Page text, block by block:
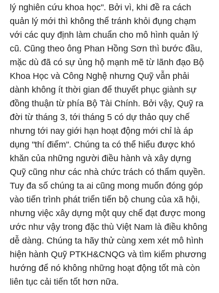
lý nghiên cứu khoa học". Bởi vì, khi đề ra cách
quản lý mới thì không thể tránh khỏi đụng chạm
với các quy định làm chuẩn cho mô hình quản lý
cũ. Cũng theo ông Phan Hồng Sơn thì bước đầu,
mặc dù đã có sự ủng hộ mạnh mẽ từ lãnh đạo Bộ
Khoa Học và Công Nghệ nhưng Quỹ vẫn phải
dành không ít thời gian để thuyết phục giành sự
đồng thuận từ phía Bộ Tài Chính. Bởi vậy, Quỹ ra
đời từ tháng 3, tới tháng 5 có dự thảo quy chế
nhưng tới nay giới hạn hoạt động mới chỉ là áp
dụng "thí điểm". Chúng ta có thể hiểu được khó
khăn của những người điều hành và xây dựng
Quỹ cũng như các nhà chức trách có thẩm quyền.
Tuy đa số chúng ta ai cũng mong muốn đóng góp
vào tiến trình phát triển tiến bộ chung của xã hội,
nhưng việc xây dựng một quy chế đạt được mong
ước như vậy trong đặc thù Việt Nam là điều không
dễ dàng. Chúng ta hãy thử cùng xem xét mô hình
hiện hành Quỹ PTKH&CNQG và tìm kiếm phương
hướng để nó không những hoạt động tốt mà còn
liên tục cải tiến tốt hơn nữa.